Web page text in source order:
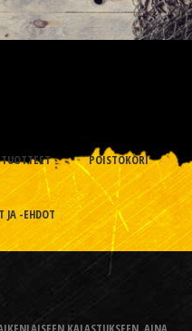
TUOTTEET
POISTOKORI
JA -EHDOT